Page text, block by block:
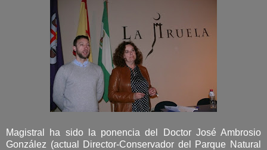
Magistral ha sido la ponencia del Doctor José Ambrosio
González (actual Director-Conservador del Parque Natural